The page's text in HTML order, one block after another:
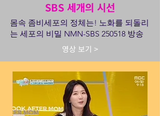
SBS 세개의 시선
몸속 좀비세포의 정체는! 노화를 되돌리
는 세포의 비밀 NMN-SBS 250518 방송
영상 보기 >